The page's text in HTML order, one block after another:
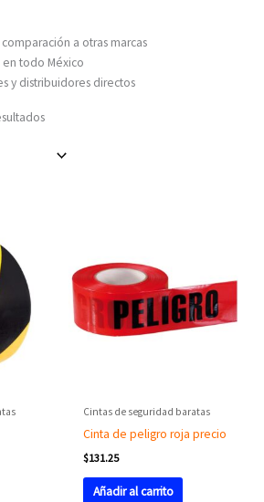
a otras marcas
todo México
y distribuidores directos
Cintas de seguridad baratas
Cinta de peligro roja precio
$131.25
Añadir al carrito